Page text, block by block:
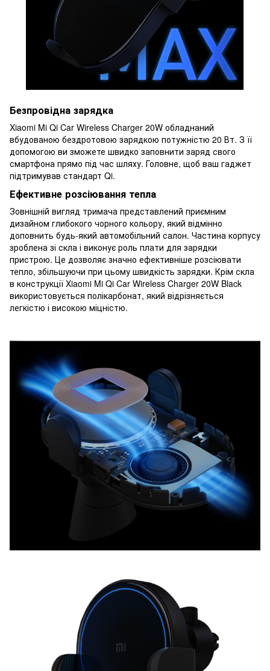
Безпровідна зарядка
Xiaomi Mi Qi Car Wireless Charger 20W обладнаний
вбудованою бездротовою зарядкою потужністю 20 Вт. З її
допомогою ви зможете швидко заповнити заряд свого
смартфона прямо під час шляху. Головне, щоб ваш гаджет
підтримував стандарт Qi.
Ефективне розсіювання тепла
Зовнішній вигляд тримача представлений приємним
дизайном глибокого чорного кольору, який відмінно
доповнить будь-який автомобільний салон. Частина корпусу
зроблена зі скла і виконує роль плати для зарядки
пристрою. Це дозволяє значно ефективніше розсіювати
тепло, збільшуючи при цьому швидкість зарядки. Крім скла
в конструкції Xiaomi Mi Qi Car Wireless Charger 20W Black
використовується полікарбонат, який відрізняється
легкістю і високою міцністю.